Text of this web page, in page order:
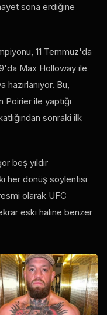
sona erdiğine
11 Temmuz'da
Max Holloway ile
hazırlanıyor. Bu,
ile yaptığı
sonraki ilk
beş yıldır
her dönüş söylentisi
olarak UFC
eski haline benzer